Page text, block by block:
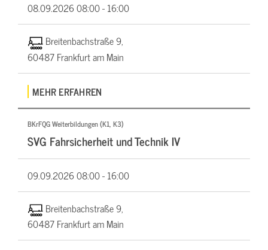
08.09.202608:00 - 16:00
Breitenbachstraße 9,
60487 Frankfurt am Main
MEHR ERFAHREN
BKrFQG Weiterbildungen (K1, K3)
SVG Fahrsicherheit und Technik IV
09.09.202608:00 - 16:00
Breitenbachstraße 9,
60487 Frankfurt am Main